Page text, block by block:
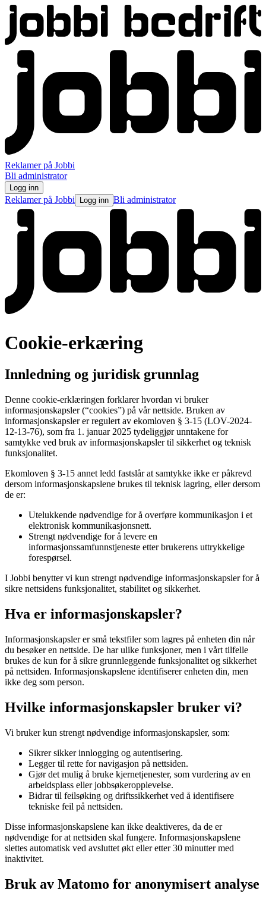
Reklamer på Jobbi
Bli administrator
Logg inn
Reklamer på Jobbi Logg inn Bli administrator
Cookie-erkæring
Innledning og juridisk grunnlag
Denne cookie-erklæringen forklarer hvordan vi bruker
informasjonskapsler (“cookies”) på vår nettside. Bruken av
informasjonskapsler er regulert av ekomloven § 3-15 (LOV-2024-
12-13-76), som fra 1. januar 2025 tydeliggjør unntakene for
samtykke ved bruk av informasjonskapsler til sikkerhet og teknisk
funksjonalitet.
Ekomloven § 3-15 annet ledd fastslår at samtykke ikke er påkrevd
dersom informasjonskapslene brukes til teknisk lagring, eller dersom
de er:
Utelukkende nødvendige for å overføre kommunikasjon i et
elektronisk kommunikasjonsnett.
Strengt nødvendige for å levere en
informasjonssamfunnstjeneste etter brukerens uttrykkelige
forespørsel.
I Jobbi benytter vi kun strengt nødvendige informasjonskapsler for å
sikre nettsidens funksjonalitet, stabilitet og sikkerhet.
Hva er informasjonskapsler?
Informasjonskapsler er små tekstfiler som lagres på enheten din når
du besøker en nettside. De har ulike funksjoner, men i vårt tilfelle
brukes de kun for å sikre grunnleggende funksjonalitet og sikkerhet
på nettsiden. Informasjonskapslene identifiserer enheten din, men
ikke deg som person.
Hvilke informasjonskapsler bruker vi?
Vi bruker kun strengt nødvendige informasjonskapsler, som:
Sikrer sikker innlogging og autentisering.
Legger til rette for navigasjon på nettsiden.
Gjør det mulig å bruke kjernetjenester, som vurdering av en
arbeidsplass eller jobbsøkeropplevelse.
Bidrar til feilsøking og driftssikkerhet ved å identifisere
tekniske feil på nettsiden.
Disse informasjonskapslene kan ikke deaktiveres, da de er
nødvendige for at nettsiden skal fungere. Informasjonskapslene
slettes automatisk ved avsluttet økt eller etter 30 minutter med
inaktivitet.
Bruk av Matomo for anonymisert analyse